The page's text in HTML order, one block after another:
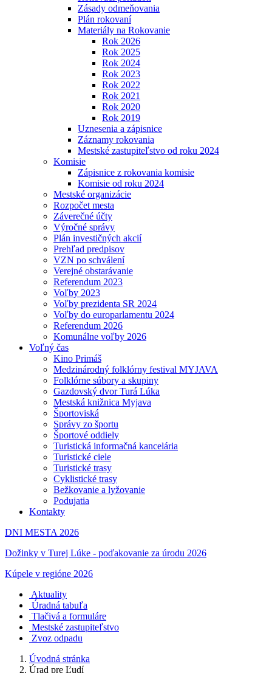
Zásady odmeňovania
Plán rokovaní
Materiály na Rokovanie
Rok 2026
Rok 2025
Rok 2024
Rok 2023
Rok 2022
Rok 2021
Rok 2020
Rok 2019
Uznesenia a zápisnice
Záznamy rokovania
Mestské zastupiteľstvo od roku 2024
Komisie
Zápisnice z rokovania komisie
Komisie od roku 2024
Mestské organizácie
Rozpočet mesta
Záverečné účty
Výročné správy
Plán investičných akcií
Prehľad predpisov
VZN po schválení
Verejné obstarávanie
Referendum 2023
Voľby 2023
Voľby prezidenta SR 2024
Voľby do europarlamentu 2024
Referendum 2026
Komunálne voľby 2026
Voľný čas
Kino Primáš
Medzinárodný folklórny festival MYJAVA
Folklórne súbory a skupiny
Gazdovský dvor Turá Lúka
Mestská knižnica Myjava
Športoviská
Správy zo športu
Športové oddiely
Turistická informačná kancelária
Turistické ciele
Turistické trasy
Cyklistické trasy
Bežkovanie a lyžovanie
Podujatia
Kontakty
DNI MESTA 2026
Dožinky v Turej Lúke - poďakovanie za úrodu 2026
Kúpele v regióne 2026
Aktuality
Úradná tabuľa
Tlačivá a formuláre
Mestské zastupiteľstvo
Zvoz odpadu
Úvodná stránka
Úrad pre Ľudí